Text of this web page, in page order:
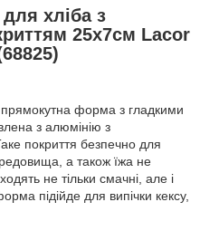
хліба з
25х7см Lacor
форма з гладкими
з алюмінію з
покриття безпечно для
а також їжа не
не тільки смачні, але і
підійде для випічки кексу,